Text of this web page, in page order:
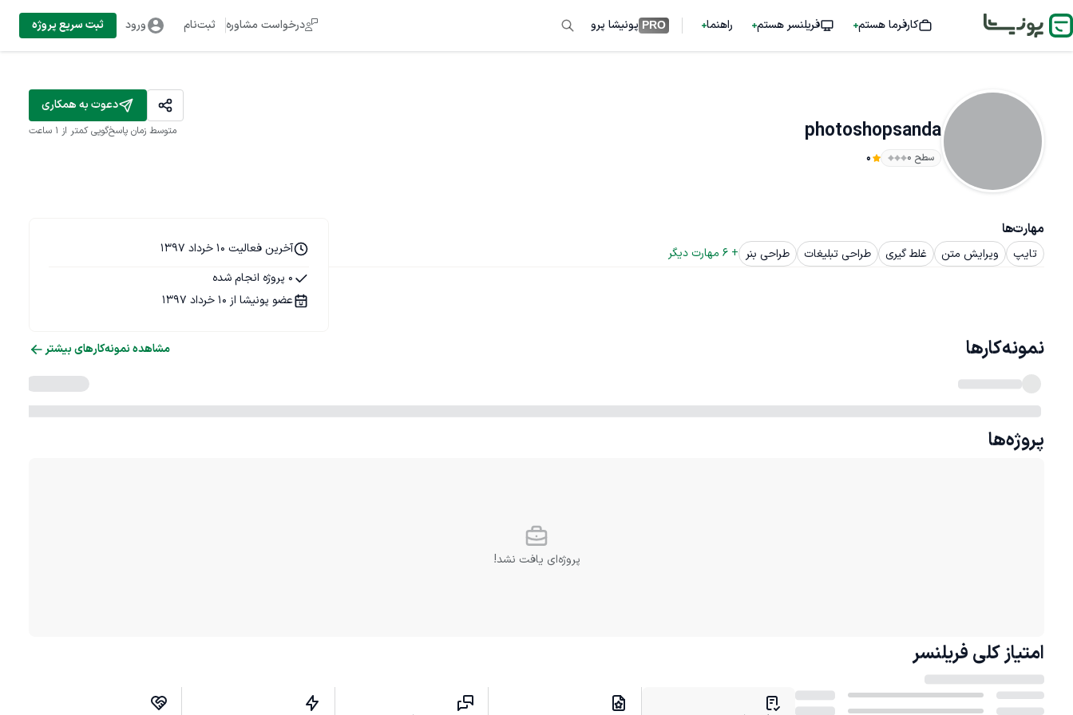
کارفرما هستم فریلنسر هستم راهنما PRO پونیشا پرو درخواست مشاوره ثبت‌نام ورود ثبت سریع پروژه
photoshopsanda
سطح ۰ 0
دعوت به همکاری
متوسط زمان پاسخ‌گویی کمتر از 1 ساعت
مهارت‌ها
تایپ ویرایش متن غلط گیری طراحی تبلیغات طراحی بنر +
6 مهارت دیگر
آخرین فعالیت 10 خرداد 1397
0 پروژه انجام شده
عضو پونیشا از 10 خرداد 1397
نمونه‌کارها مشاهده نمونه‌کارهای بیشتر
پروژه‌ها
پروژه‌ای یافت نشد!
امتیاز کلی فریلنسر